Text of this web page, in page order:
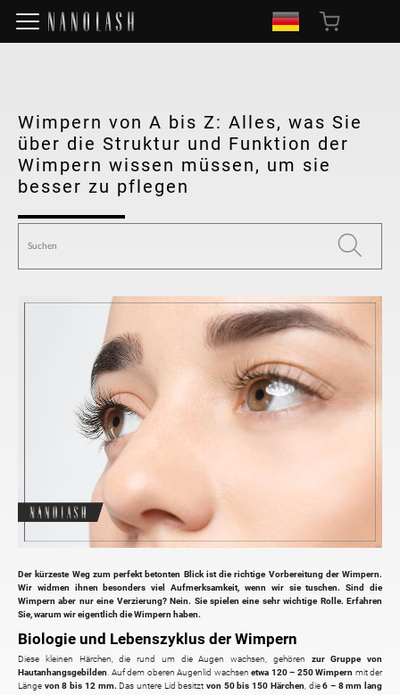
Wimpern von A bis Z: Alles, was Sie
über die Struktur und Funktion der
Wimpern wissen müssen, um sie
besser zu pflegen
Der kürzeste Weg zum perfekt betonten Blick ist die richtige Vorbereitung der Wimpern.
Wir widmen ihnen besonders viel Aufmerksamkeit, wenn wir sie tuschen. Sind die
Wimpern aber nur eine Verzierung? Nein. Sie spielen eine sehr wichtige Rolle. Erfahren
Sie, warum wir eigentlich die Wimpern haben.
Biologie und Lebenszyklus der Wimpern
Diese kleinen Härchen, die rund um die Augen wachsen, gehören zur Gruppe von
Hautanhangsgebilden . Auf dem oberen Augenlid wachsen etwa 120 – 250 Wimpern mit der
Länge von 8 bis 12 mm. Das untere Lid besitztvon 50 bis 150 Härchen , die6 – 8 mm lang